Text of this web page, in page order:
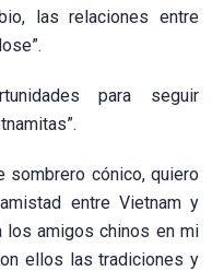
las relaciones entre
para seguir
sombrero cónico, quiero
entre Vietnam y
los amigos chinos en mi
ellos las tradiciones y